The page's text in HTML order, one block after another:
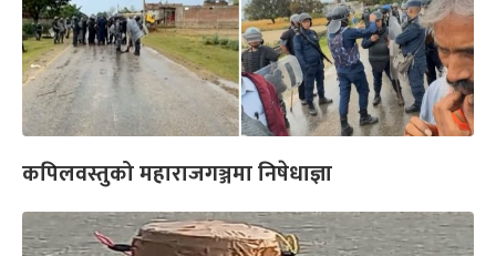
कपिलवस्तुको महाराजगञ्जमा निषेधाज्ञा